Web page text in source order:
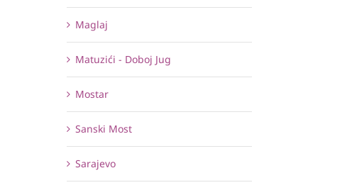
Maglaj
Matuzići - Doboj Jug
Mostar
Sanski Most
Sarajevo